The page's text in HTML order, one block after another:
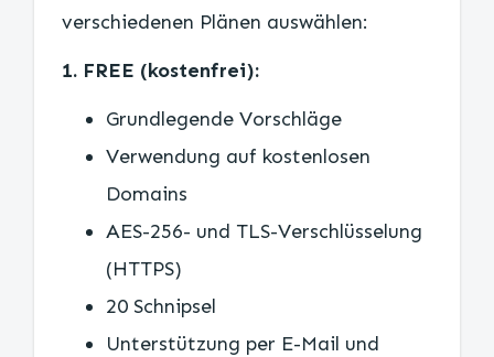
verschiedenen Plänen auswählen:
1. FREE (kostenfrei):
Grundlegende Vorschläge
Verwendung auf kostenlosen
Domains
AES-256- und TLS-Verschlüsselung
(HTTPS)
20 Schnipsel
Unterstützung per E-Mail und